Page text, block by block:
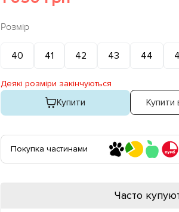
Розмір
40 41 42 43 44
Деякі розміри закінчуються
Купити Купити
Покупка частинами
Часто